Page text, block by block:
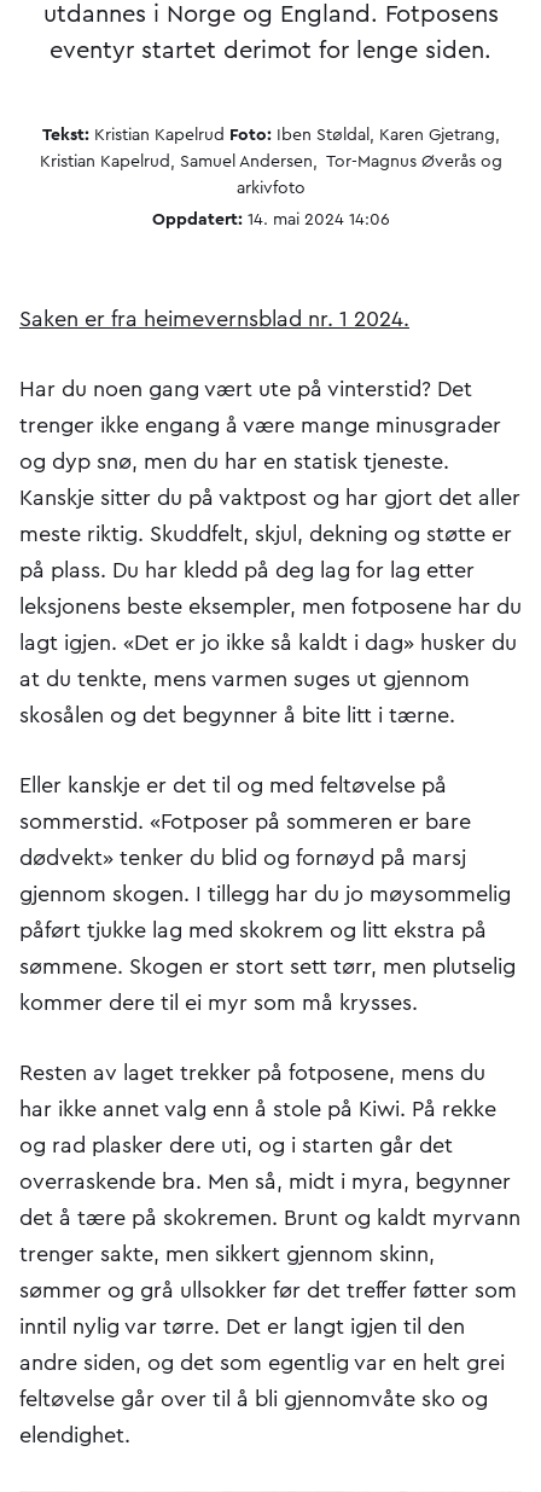
utdannes i Norge og England. Fotposens
eventyr startet derimot for lenge siden.
Tekst:Kristian Kapelrud Foto:Iben Støldal, Karen Gjetrang,
Kristian Kapelrud, Samuel Andersen, Tor-Magnus Øverås og
arkivfoto
Oppdatert:14. mai 2024 14:06
Saken er fra heimevernsblad nr. 1 2024.
Har du noen gang vært ute på vinterstid? Det
trenger ikke engang å være mange minusgrader
og dyp snø, men du har en statisk tjeneste.
Kanskje sitter du på vaktpost og har gjort det aller
meste riktig. Skuddfelt, skjul, dekning og støtte er
på plass. Du har kledd på deg lag for lag etter
leksjonens beste eksempler, men fotposene har du
lagt igjen. «Det er jo ikke så kaldt i dag» husker du
at du tenkte, mens varmen suges ut gjennom
skosålen og det begynner å bite litt i tærne.
Eller kanskje er det til og med feltøvelse på
sommerstid. «Fotposer på sommeren er bare
dødvekt» tenker du blid og fornøyd på marsj
gjennom skogen. I tillegg har du jo møysommelig
påført tjukke lag med skokrem og litt ekstra på
sømmene. Skogen er stort sett tørr, men plutselig
kommer dere til ei myr som må krysses.
Resten av laget trekker på fotposene, mens du
har ikke annet valg enn å stole på Kiwi. På rekke
og rad plasker dere uti, og i starten går det
overraskende bra. Men så, midt i myra, begynner
det å tære på skokremen. Brunt og kaldt myrvann
trenger sakte, men sikkert gjennom skinn,
sømmer og grå ullsokker før det treffer føtter som
inntil nylig var tørre. Det er langt igjen til den
andre siden, og det som egentlig var en helt grei
feltøvelse går over til å bli gjennomvåte sko og
elendighet.